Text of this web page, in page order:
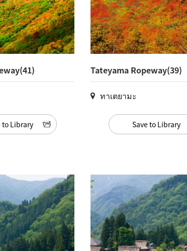
to Library
Tateyama Ropeway(39)
ทาเตยามะ
Save to Library